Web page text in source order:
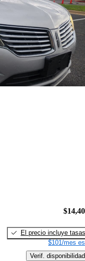
El precio incluye tasas
$101/mes
Verif. disponibilidad